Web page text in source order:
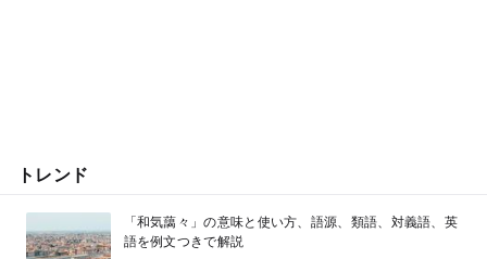
トレンド
「和気藹々」の意味と使い方、語源、類語、対義語、英
語を例文つきで解説